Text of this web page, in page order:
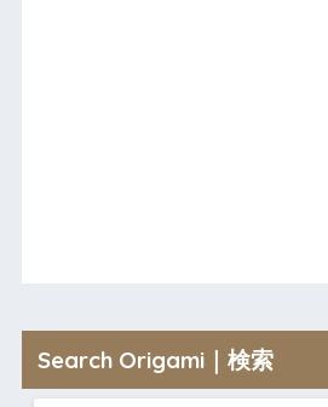
Search Origami｜検索